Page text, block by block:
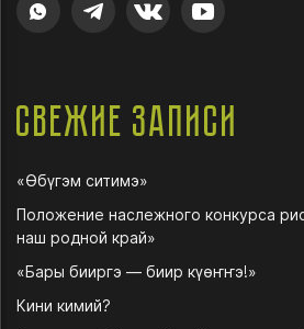
Свежие записи
«Өбүгэм ситимэ»
Положение наслежного конкурса
наш родной край»
«Бары бииргэ — биир күөҥҥэ!»
Кини кимий?